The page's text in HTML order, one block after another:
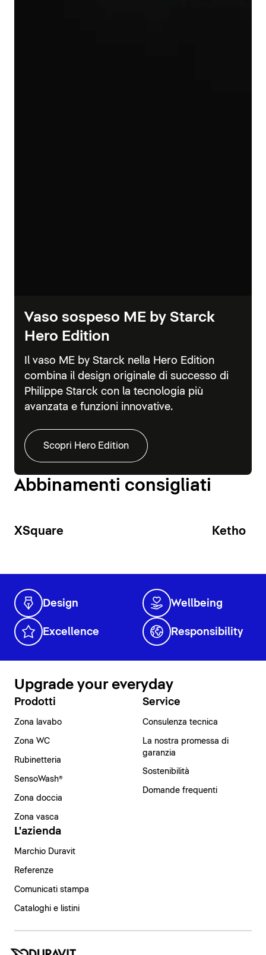
Vaso sospeso ME by Starck
Hero Edition
Il vaso ME by Starck nella Hero Edition
combina il design originale di successo di
Philippe Starck con la tecnologia più
avanzata e funzioni innovative.
Scopri Hero Edition
Abbinamenti consigliati
XSquare Ketho
Design Wellbeing
Excellence Responsibility
Upgrade your everyday
Prodotti
Zona lavabo
Zona WC
Rubinetteria
SensoWash®
Zona doccia
Zona vasca
Service
Consulenza tecnica
La nostra promessa di
garanzia
Sostenibilità
Domande frequenti
L'azienda
Marchio Duravit
Referenze
Comunicati stampa
Cataloghi e listini